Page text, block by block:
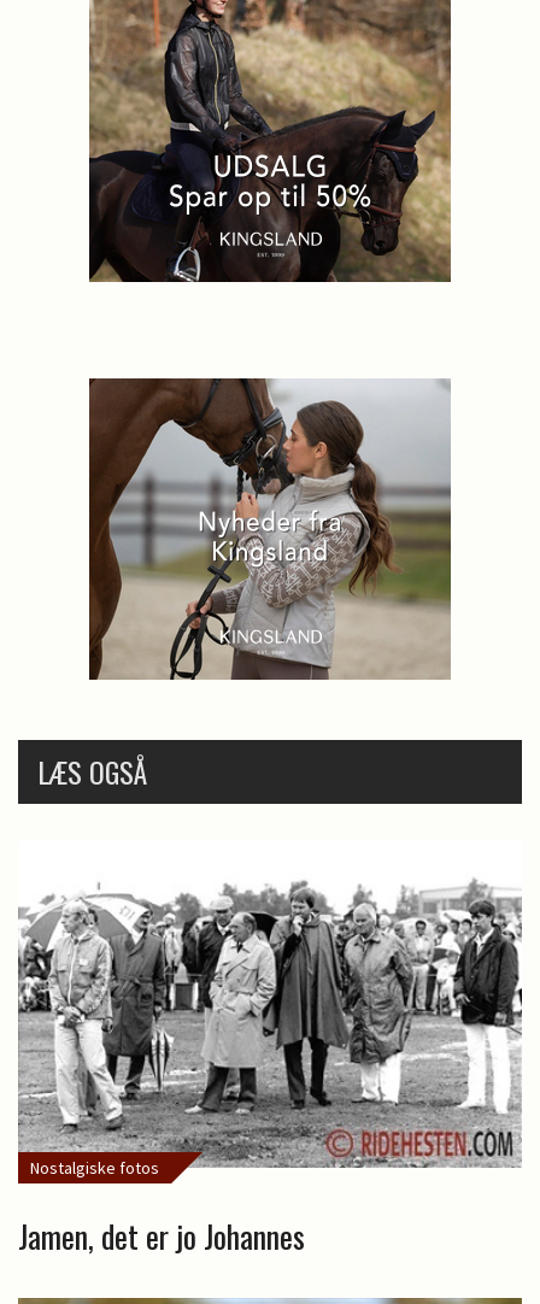
LÆS OGSÅ
Nostalgiske fotos
Jamen, det er jo Johannes